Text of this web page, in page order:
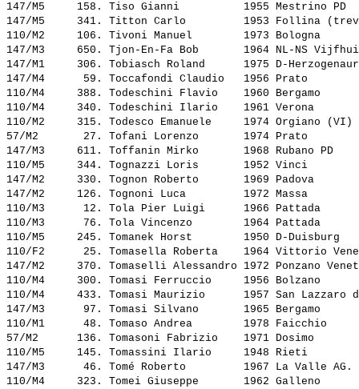
147/M5     158. Tiso Gianni
1955 Mestrino
147/M5     341. Titton Carlo
1953 Follina
110/M2     106. Tivoni Manuel
1973 Bologna
147/M3     650. Tjon-En-Fa Bob
1964 NL-NS
147/M1     306. Tobiasch Roland
1975 D-
147/M4      59. Toccafondi Claudio
1956 Prato
110/M4     388. Todeschini Flavio
1960 Bergamo
110/M4     340. Todeschini Ilario
1961 Verona
110/M2     315. Todesco Emanuele
1974 Orgiano
57/M2       27. Tofani Lorenzo
1974 Prato
147/M3     611. Toffanin Mirko
1968 Rubano
110/M5     344. Tognazzi Loris
1952 Vinci
147/M2     330. Tognon Roberto
1969 Padova
147/M2     126. Tognoni Luca
1972 Massa
110/M3      12. Tola Pier Luigi
1966 Pattada
110/M3      76. Tola Vincenzo
1964 Pattada
110/M5     245. Tomanek Horst
1950 D-
110/F2      25. Tomasella Roberta
1964 Vittorio
147/M2     370. Tomaselli Alessandro 1972 Ponzano
110/M4     300. Tomasi Ferruccio
1956 Bolzano
110/M4     433. Tomasi Maurizio
1957 San
147/M3      97. Tomasi Silvano
1965 Bergamo
110/M1      48. Tomaso Andrea
1978 Faicchio
57/M2      136. Tomasoni Fabrizio
1971 Dosimo
110/M5     145. Tomassini Ilario
1948 Rieti
147/M3      46. Tomé Roberto
1967 La Valle
110/M4     323. Tomei Giuseppe
1962 Galleno